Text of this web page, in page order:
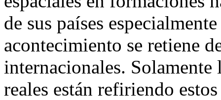
de sus países
acontecimiento se retiene
internacionales. Solamente
reales están refiriendo